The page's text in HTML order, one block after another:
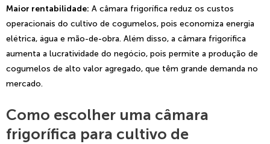
Maior rentabilidade: A câmara frigorífica reduz os custos
operacionais do cultivo de cogumelos, pois economiza energia
elétrica, água e mão-de-obra. Além disso, a câmara frigorífica
aumenta a lucratividade do negócio, pois permite a produção de
cogumelos de alto valor agregado, que têm grande demanda no
mercado.
Como escolher uma câmara
frigorífica para cultivo de